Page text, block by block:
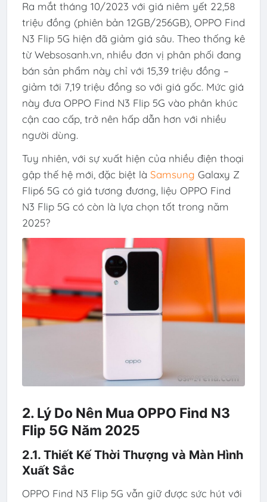
Ra mắt tháng 10/2023 với giá niêm yết 22,58
triệu đồng (phiên bản 12GB/256GB), OPPO Find
N3 Flip 5G hiện đã giảm giá sâu. Theo thống kê
từ Websosanh.vn, nhiều đơn vị phân phối đang
bán sản phẩm này chỉ với 15,39 triệu đồng –
giảm tới 7,19 triệu đồng so với giá gốc. Mức giá
này đưa OPPO Find N3 Flip 5G vào phân khúc
cận cao cấp, trở nên hấp dẫn hơn với nhiều
người dùng.
Tuy nhiên, với sự xuất hiện của nhiều điện thoại
gập thế hệ mới, đặc biệt là Samsung Galaxy Z
Flip6 5G có giá tương đương, liệu OPPO Find
N3 Flip 5G có còn là lựa chọn tốt trong năm
2025?
2. Lý Do Nên Mua OPPO Find N3
Flip 5G Năm 2025
2.1. Thiết Kế Thời Thượng và Màn Hình
Xuất Sắc
OPPO Find N3 Flip 5G vẫn giữ được sức hút với